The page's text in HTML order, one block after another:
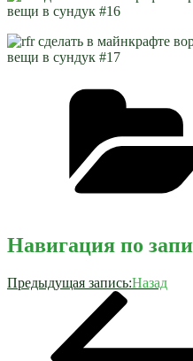
Навигация по
Предыдущая запись:Назад